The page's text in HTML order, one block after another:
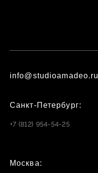
info@studioamadeo.ru
Санкт-Петербург:
+7 (812) 954-54-25
Москва: